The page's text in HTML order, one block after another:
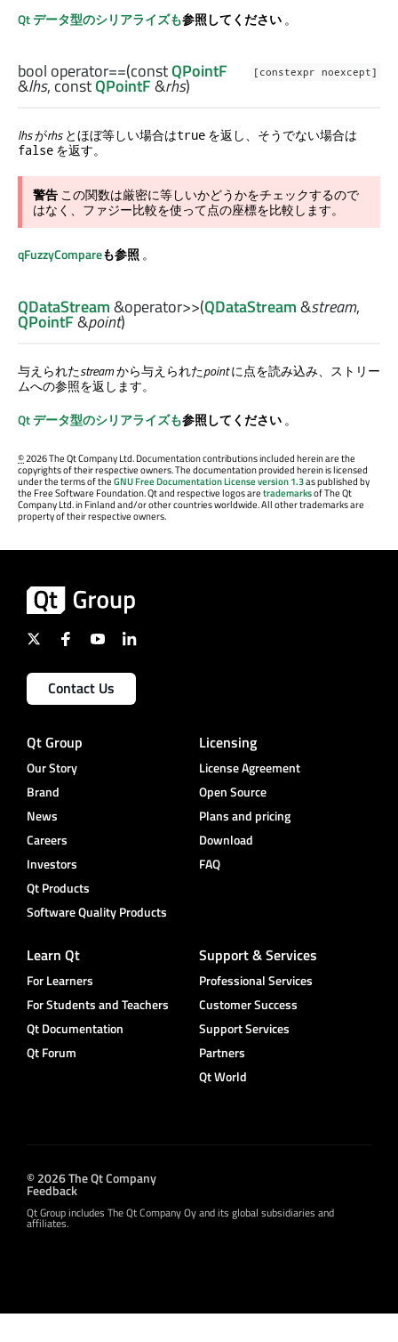
Qt データ型のシリアライズも参照してください。
[constexpr noexcept]
bool operator==(constQPointF
&lhs, constQPointF&rhs)
lhsがrhsとほぼ等しい場合はtrue を返し、そうでない場合は
false を返す。
警告この関数は厳密に等しいかどうかをチェックするので
はなく、ファジー比較を使って点の座標を比較します。
qFuzzyCompareも参照。
QDataStream&operator>>(QDataStream&stream,
QPointF&point)
与えられたstreamから与えられたpointに点を読み込み、ストリー
ムへの参照を返します。
Qt データ型のシリアライズも参照してください。
©2026 The Qt Company Ltd. Documentation contributions included herein are the
copyrights of their respective owners. The documentation provided herein is licensed
under the terms of theGNU Free Documentation License version 1.3as published by
the Free Software Foundation. Qt and respective logos aretrademarksof The Qt
Company Ltd. in Finland and/or other countries worldwide. All other trademarks are
property of their respective owners.
Contact Us
Qt Group
Our Story
Brand
News
Careers
Investors
Qt Products
Software Quality Products
Licensing
License Agreement
Open Source
Plans and pricing
Download
FAQ
Learn Qt
For Learners
For Students and Teachers
Qt Documentation
Qt Forum
Support & Services
Professional Services
Customer Success
Support Services
Partners
Qt World
© 2026 The Qt Company
Feedback
Qt Group includes The Qt Company Oy and its global subsidiaries and
affiliates.